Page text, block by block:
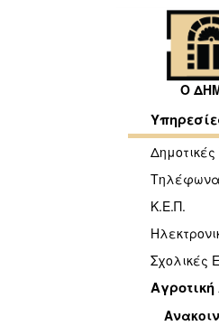
Ο
Τηλέφωνα
Κ.Ε.Π.
Σχολικές